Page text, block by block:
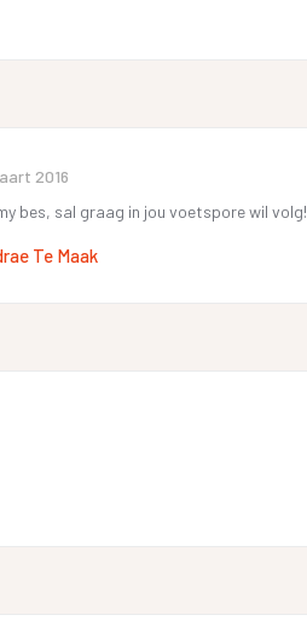
2016
bes, sal graag in jou voetspore wil volg!
Te Maak